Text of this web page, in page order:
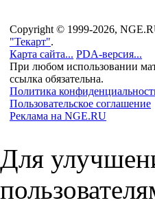
Copyright © 1999-2026,
"Текарт".
Карта сайта... PDA-версия...
При любом использовании
ссылка обязательна.
Политика
Пользовательское соглашение
Реклама на NGE.RU
Для